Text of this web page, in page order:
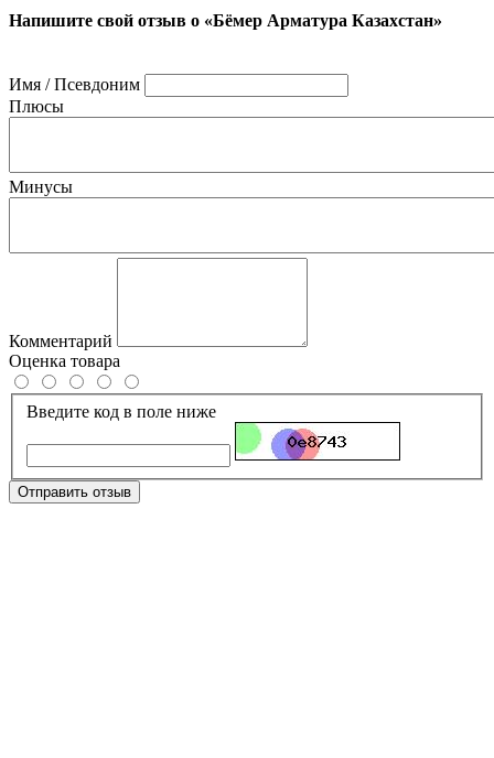
Напишите свой отзыв о «Бёмер Арматура Казахстан»
Имя / Псевдоним
Плюсы
Минусы
Комментарий
Оценка товара
Введите код в поле ниже
Отправить отзыв